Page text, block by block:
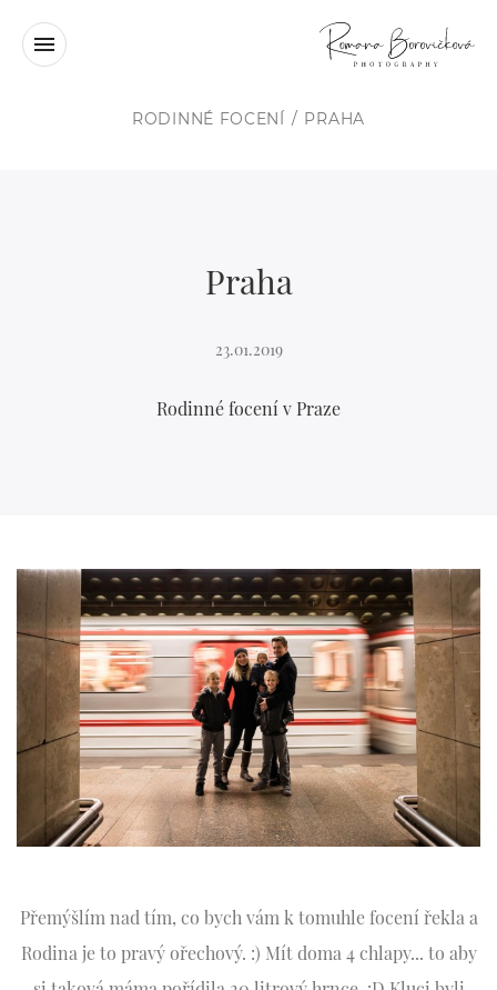
RODINNÉ FOCENÍ PRAHA
Praha
23.01.2019
Rodinné focení v Praze
Přemýšlím nad tím, co bych vám k tomuhle focení řekla a
Rodina je to pravý ořechový. :) Mít doma 4 chlapy... to aby